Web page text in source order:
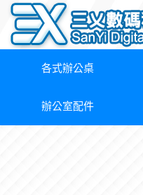
各式辦公桌
辦公室配件